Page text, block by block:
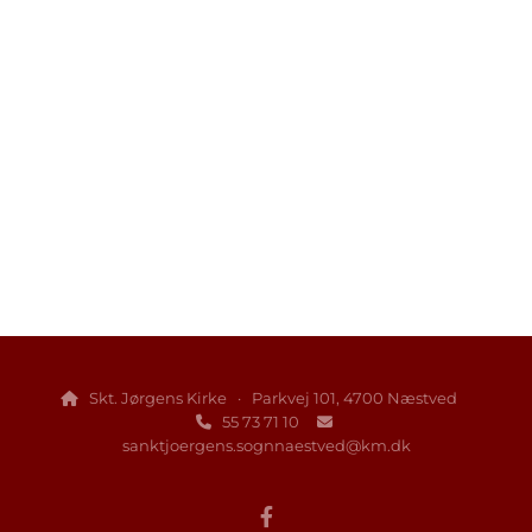
 Skt. Jørgens Kirke · Parkvej 101, 4700 Næstved
 55 73 71 10 
sanktjoergens.sognnaestved@km.dk